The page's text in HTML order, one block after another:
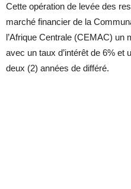
Cette opération de levée des
marché financier de la
l’Afrique Centrale (CEMAC) un
avec un taux d’intérêt de 6% et
deux (2) années de différé.